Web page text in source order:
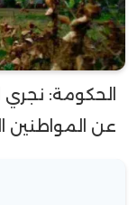
الحكومة:
عن المواطنين